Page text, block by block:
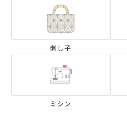
刺し子
ミシン